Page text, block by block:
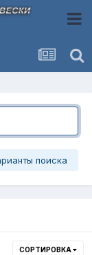
поиска
СОРТИРОВКА